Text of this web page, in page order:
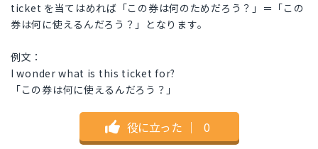
ticket を当てはめれば「この券は何のためだろう？」＝「この
券は何に使えるんだろう？」となります。
例文：
I wonder what is this ticket for?
「この券は何に使えるんだろう？」
役に立った ｜ 0